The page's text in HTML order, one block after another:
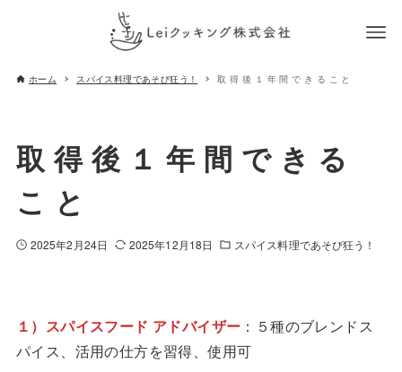
ホーム スパイス料理であそび狂う！ 取 得 後 １ 年 間 で き る こ と
取 得 後 １ 年 間 で き る
こ と
2025年2月24日 2025年12月18日 スパイス料理であそび狂う！
１）スパイスフード アドバイザー ：５種のブレンドス
パイス、活用の仕方を習得、使用可